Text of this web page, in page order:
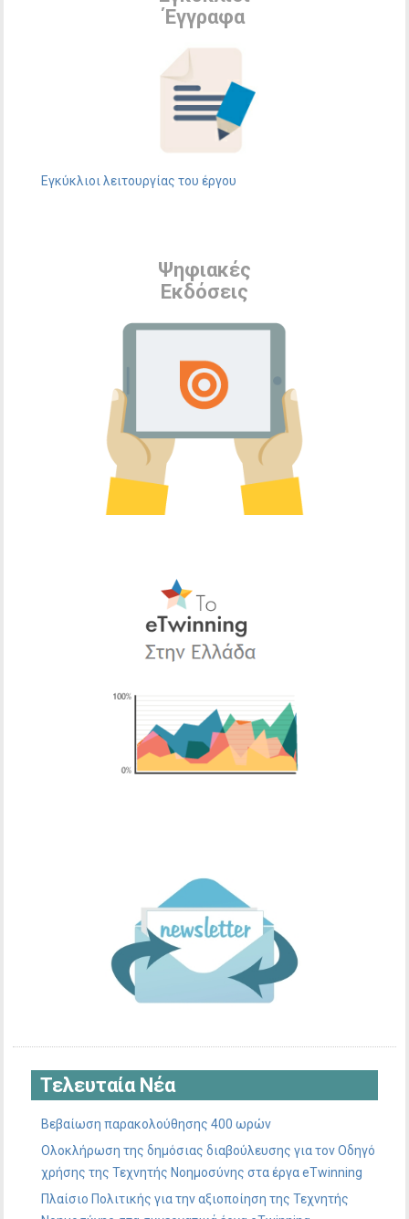
Έγγραφα
Εγκύκλιοι λειτουργίας του έργου
Ψηφιακές
Εκδόσεις
Τελευταία Νέα
Βεβαίωση παρακολούθησης 400 ωρών
Ολοκλήρωση της δημόσιας διαβούλευσης για τον Οδηγό
χρήσης της Τεχνητής Νοημοσύνης στα έργα eTwinning
Πλαίσιο Πολιτικής για την αξιοποίηση της Τεχνητής